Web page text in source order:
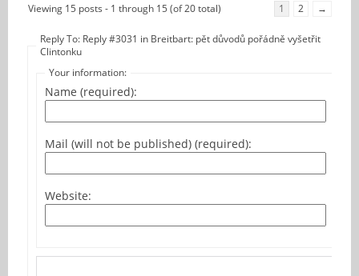
Viewing 15 posts - 1 through 15 (of 20 total) 1 2 →
Reply To: Reply #3031 in Breitbart: pět důvodů pořádně vyšetřit
Clintonku
Your information:
Name (required):
Mail (will not be published) (required):
Website: